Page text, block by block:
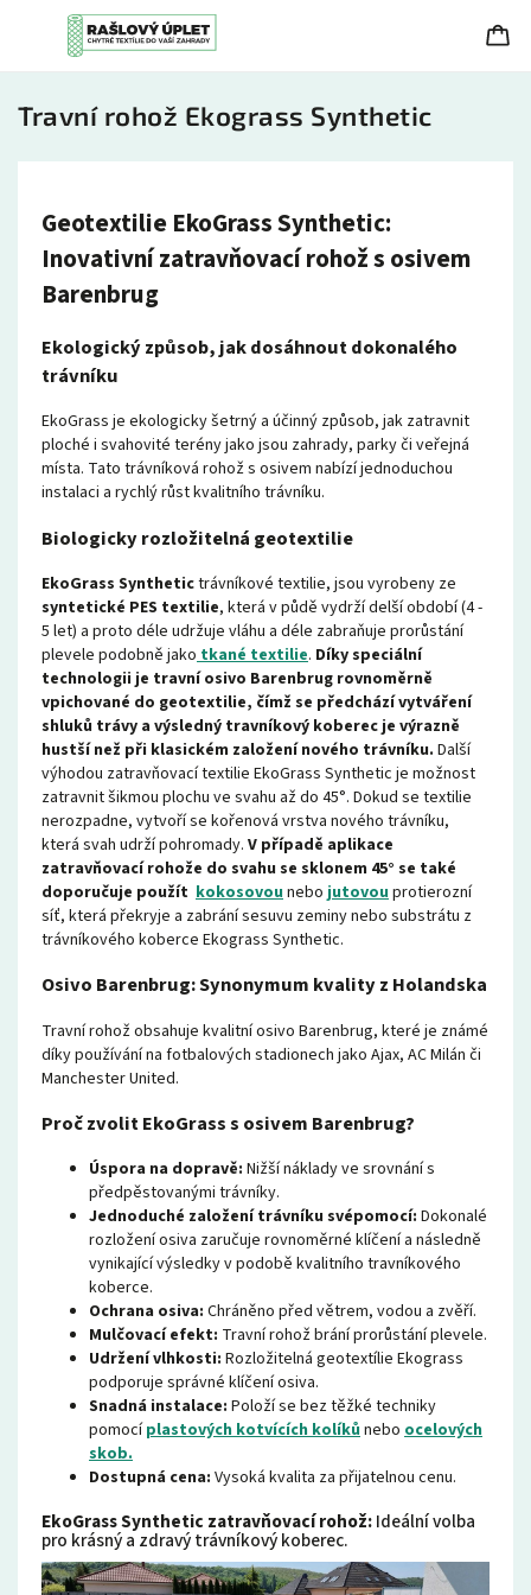
Travní rohož Ekograss Synthetic
Geotextilie EkoGrass Synthetic:
Inovativní zatravňovací rohož s osivem
Barenbrug
Ekologický způsob, jak dosáhnout dokonalého
trávníku
EkoGrass je ekologicky šetrný a účinný způsob, jak zatravnit
ploché i svahovité terény jako jsou zahrady, parky či veřejná
místa. Tato trávníková rohož s osivem nabízí jednoduchou
instalaci a rychlý růst kvalitního trávníku.
Biologicky rozložitelná geotextilie
EkoGrass Synthetictrávníkové textilie, jsou vyrobeny ze
syntetické PES textilie, která v půdě vydrží delší období (4 -
5 let) a proto déle udržuje vláhu a déle zabraňuje prorůstání
plevele podobně jako tkané textilie. Díky speciální
technologii je travní osivo Barenbrug rovnoměrně
vpichované do geotextilie, čímž se předchází vytváření
shluků trávy a výsledný travníkový koberec je výrazně
hustší než při klasickém založení nového trávníku. Další
výhodou zatravňovací textilie EkoGrass Synthetic je možnost
zatravnit šikmou plochu ve svahu až do 45°. Dokud se textilie
nerozpadne, vytvoří se kořenová vrstva nového trávníku,
která svah udrží pohromady. V případě aplikace
zatravňovací rohože do svahu se sklonem 45° se také
doporučuje použít kokosovou nebo jutovou protierozní
síť, která překryje a zabrání sesuvu zeminy nebo substrátu z
trávníkového koberce Ekograss Synthetic.
Osivo Barenbrug: Synonymum kvality z Holandska
Travní rohož obsahuje kvalitní osivo Barenbrug, které je známé
díky používání na fotbalových stadionech jako Ajax, AC Milán či
Manchester United.
Proč zvolit EkoGrass s osivem Barenbrug?
Úspora na dopravě: Nižší náklady ve srovnání s
předpěstovanými trávníky.
Jednoduché založení trávníku svépomocí: Dokonalé
rozložení osiva zaručuje rovnoměrné klíčení a následně
vynikající výsledky v podobě kvalitního travníkového
koberce.
Ochrana osiva: Chráněno před větrem, vodou a zvěří.
Mulčovací efekt: Travní rohož brání prorůstání plevele.
Udržení vlhkosti: Rozložitelná geotextílie Ekograss
podporuje správné klíčení osiva.
Snadná instalace: Položí se bez těžké techniky
pomocíplastových kotvících kolíkůnebo ocelových
skob.
Dostupná cena: Vysoká kvalita za přijatelnou cenu.
EkoGrass Synthetic zatravňovací rohož:Ideální volba
pro krásný a zdravý trávníkový koberec.